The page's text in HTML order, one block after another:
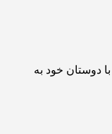
دوستان خود به